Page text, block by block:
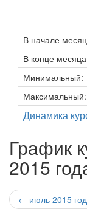
В начале
В конце
Минимальный:
Максимальный:
Динамика
График
2015
← июль 2015